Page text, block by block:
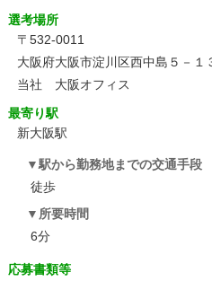
選考場所
〒532-0011
大阪府大阪市淀川区西中島５－
当社 大阪オフィス
最寄り駅
新大阪駅
駅から勤務地までの交通手段
徒歩
所要時間
6分
応募書類等